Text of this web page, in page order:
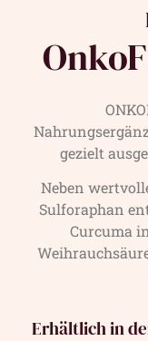
gezielt
Neben
Sulforaphan
Curcuma
Erhältlich in